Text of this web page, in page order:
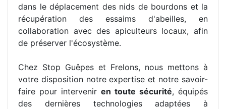
dans le déplacement des nids de bourdons et la
récupération des essaims d'abeilles, en
collaboration avec des apiculteurs locaux, afin
de préserver l'écosystème.
Chez Stop Guêpes et Frelons, nous mettons à
votre disposition notre expertise et notre savoir-
faire pour intervenir en toute sécurité, équipés
des dernières technologies adaptées à